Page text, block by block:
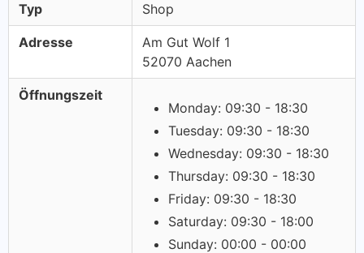
Typ Shop
Adresse
Am Gut Wolf 1
52070 Aachen
Öffnungszeit
Monday: 09:30 - 18:30
Tuesday: 09:30 - 18:30
Wednesday: 09:30 - 18:30
Thursday: 09:30 - 18:30
Friday: 09:30 - 18:30
Saturday: 09:30 - 18:00
Sunday: 00:00 - 00:00